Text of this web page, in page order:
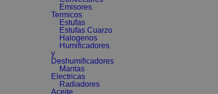
Emisores
Termicos
Estufas
Estufas Cuarzo
Halogenos
Humificadores
y
Deshumificadores
Mantas
Electricas
Radiadores
Aceite